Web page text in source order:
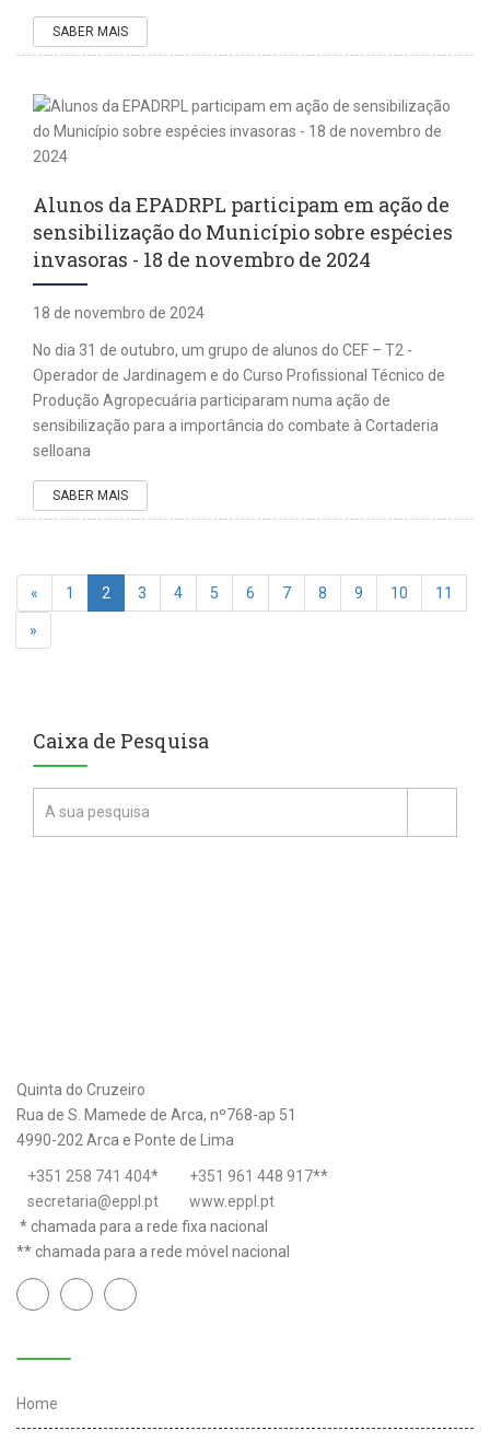
SABER MAIS
Alunos da EPADRPL participam em ação de
sensibilização do Município sobre espécies
invasoras - 18 de novembro de 2024
18 de novembro de 2024
No dia 31 de outubro, um grupo de alunos do CEF – T2 -
Operador de Jardinagem e do Curso Profissional Técnico de
Produção Agropecuária participaram numa ação de
sensibilização para a importância do combate à Cortaderia
selloana
SABER MAIS
« 1 2 3 4 5 6 7 8 9 10 11
»
Caixa de Pesquisa
Quinta do Cruzeiro
Rua de S. Mamede de Arca, nº768-ap 51
4990-202 Arca e Ponte de Lima
+351 258 741 404* +351 961 448 917**
secretaria@eppl.pt
www.eppl.pt
* chamada para a rede fixa nacional
** chamada para a rede móvel nacional
Home